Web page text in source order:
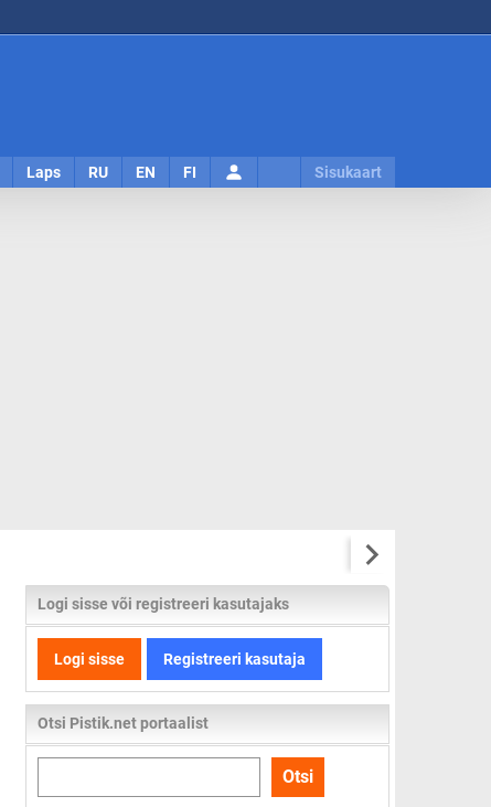
Laps RU EN FI Sisukaart
Logi sisse või registreeri kasutajaks
Logi sisse Registreeri kasutaja
Otsi Pistik.net portaalist
kogu
Otsi